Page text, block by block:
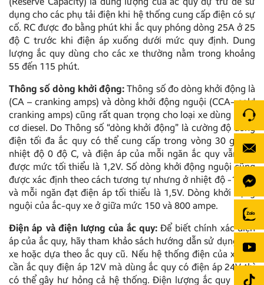
dụng cho các phụ tải điện khi hệ thống cung cấp điện có sự
cố. RC được đo bằng phút khi ắc quy phóng dòng 25A ở 25
độ C trước khi điện áp xuống dưới mức quy định. Dung
lượng ắc quy dùng cho các xe thường nằm trong khoảng
55 đến 115 phút.
Thông số dòng khởi động: Thông số đo dòng khởi động là
(CA – cranking amps) và dòng khởi động nguội (CCA- cold
cranking amps) cũng rất quan trọng cho loại xe dùng động
cơ diesel. Do Thông số “dòng khởi động” là cường độ dòng
điện tối đa ắc quy có thể cung cấp trong vòng 30 giây ở
nhiệt độ 0 độ C, và điện áp của mỗi ngăn ắc quy vẫn đạt
được mức tối thiểu là 1,2V. Số dòng khởi động nguội cũng
được xác định theo cách tương tự nhưng ở nhiệt độ -18 độ
và mỗi ngăn đạt điện áp tối thiểu là 1,5V. Dòng khởi động
nguội của ắc-quy xe ở giữa mức 150 và 800 ampe.
Điện áp và điện lượng của ắc quy:Để biết chính xác điện
áp của ắc quy, hãy tham khảo sách hướng dẫn sử dụng của
xe hoặc dựa theo ắc quy cũ. Nếu hệ thống điện của xe chỉ
cần ắc quy điện áp 12V mà dùng ắc quy có điện áp 24V thì
có thể gây hư hỏng cả hệ thống. Điện lượng ắc quy được